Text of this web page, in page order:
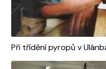
Při třídění pyropů v